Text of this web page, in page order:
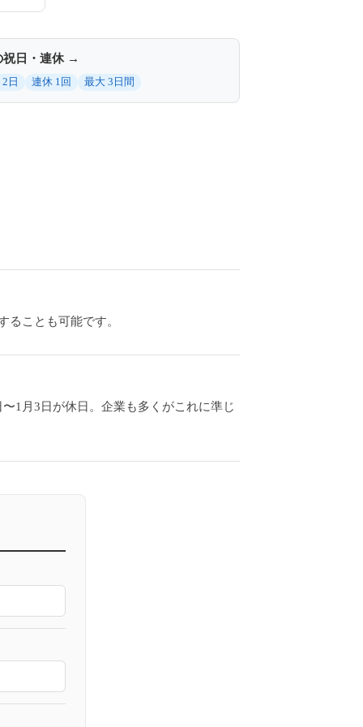
祝日・連休 →
日 連休 1回 最大 3日間
ことも可能です。
1月3日が休日。企業も多くがこれに準じ